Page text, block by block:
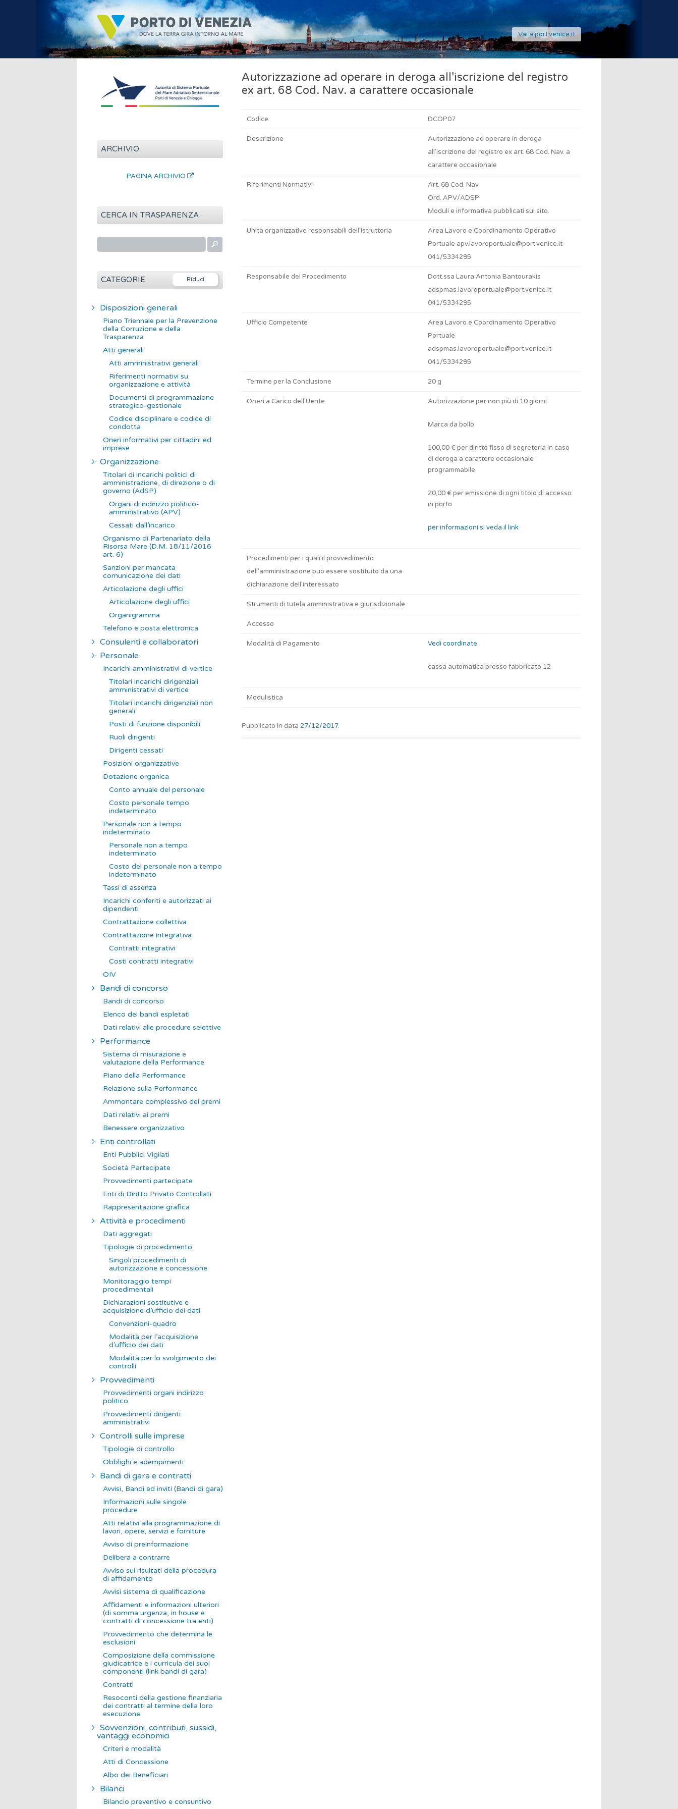
Vai a port.venice.it
Autorizzazione ad operare in deroga all’iscrizione del registro
ex art. 68 Cod. Nav. a carattere occasionale
Codice DCOP07
Descrizione
Autorizzazione ad operare in deroga
all’iscrizione del registro ex art. 68 Cod. Nav. a
carattere occasionale
Riferimenti Normativi
Art. 68 Cod. Nav.
Ord. APV/ADSP
Moduli e informativa pubblicati sul sito.
Unità organizzative responsabili dell'istruttoria
Area Lavoro e Coordinamento Operativo
Portuale apv.lavoroportuale@port.venice.it
041/5334295
Responsabile del Procedimento
Dott.ssa Laura Antonia Bantourakis
adspmas.lavoroportuale@port.venice.it
041/5334295
Ufficio Competente
Area Lavoro e Coordinamento Operativo
Portuale
adspmas.lavoroportuale@port.venice.it
041/5334295
Termine per la Conclusione 20 g
Oneri a Carico dell'Uente Autorizzazione per non più di 10 giorni
Marca da bollo
100,00 € per diritto fisso di segreteria in caso
di deroga a carattere occasionale
programmabile
20,00 € per emissione di ogni titolo di accesso
in porto
per informazioni si veda il link
Procedimenti per i quali il provvedimento
dell'amministrazione può essere sostituito da una
dichiarazione dell'interessato
Strumenti di tutela amministrativa e giurisdizionale
Accesso
Modalità di Pagamento Vedi coordinate
cassa automatica presso fabbricato 12
Modulistica
Pubblicato in data 27/12/2017.
ARCHIVIO
PAGINA ARCHIVIO
CERCA IN TRASPARENZA
r
CATEGORIE
Disposizioni generali
Piano Triennale per la Prevenzione
della Corruzione e della
Trasparenza
Atti generali
Atti amministrativi generali
Riferimenti normativi su
organizzazione e attività
Documenti di programmazione
strategico-gestionale
Codice disciplinare e codice di
condotta
Oneri informativi per cittadini ed
imprese
Organizzazione
Titolari di incarichi politici di
amministrazione, di direzione o di
governo (AdSP)
Organi di indirizzo politico-
amministrativo (APV)
Cessati dall’incarico
Organismo di Partenariato della
Risorsa Mare (D.M. 18/11/2016
art. 6)
Sanzioni per mancata
comunicazione dei dati
Articolazione degli uffici
Articolazione degli uffici
Organigramma
Telefono e posta elettronica
Consulenti e collaboratori
Personale
Incarichi amministrativi di vertice
Titolari incarichi dirigenziali
amministrativi di vertice
Titolari incarichi dirigenziali non
generali
Posti di funzione disponibili
Ruoli dirigenti
Dirigenti cessati
Posizioni organizzative
Dotazione organica
Conto annuale del personale
Costo personale tempo
indeterminato
Personale non a tempo
indeterminato
Personale non a tempo
indeterminato
Costo del personale non a tempo
indeterminato
Tassi di assenza
Incarichi conferiti e autorizzati ai
dipendenti
Contrattazione collettiva
Contrattazione integrativa
Contratti integrativi
Costi contratti integrativi
OIV
Bandi di concorso
Bandi di concorso
Elenco dei bandi espletati
Dati relativi alle procedure selettive
Performance
Sistema di misurazione e
valutazione della Performance
Piano della Performance
Relazione sulla Performance
Ammontare complessivo dei premi
Dati relativi ai premi
Benessere organizzativo
Enti controllati
Enti Pubblici Vigilati
Società Partecipate
Provvedimenti partecipate
Enti di Diritto Privato Controllati
Rappresentazione grafica
Attività e procedimenti
Dati aggregati
Tipologie di procedimento
Singoli procedimenti di
autorizzazione e concessione
Monitoraggio tempi
procedimentali
Dichiarazioni sostitutive e
acquisizione d’ufficio dei dati
Convenzioni-quadro
Modalità per l’acquisizione
d’ufficio dei dati
Modalità per lo svolgimento dei
controlli
Provvedimenti
Provvedimenti organi indirizzo
politico
Provvedimenti dirigenti
amministrativi
Controlli sulle imprese
Tipologie di controllo
Obblighi e adempimenti
Bandi di gara e contratti
Avvisi, Bandi ed inviti (Bandi di gara)
Informazioni sulle singole
procedure
Atti relativi alla programmazione di
lavori, opere, servizi e forniture
Avviso di preinformazione
Delibera a contrarre
Avviso sui risultati della procedura
di affidamento
Avvisi sistema di qualificazione
Affidamenti e informazioni ulteriori
(di somma urgenza, in house e
contratti di concessione tra enti)
Provvedimento che determina le
esclusioni
Composizione della commissione
giudicatrice e i curricula dei suoi
componenti (link bandi di gara)
Contratti
Resoconti della gestione finanziaria
dei contratti al termine della loro
esecuzione
Sovvenzioni, contributi, sussidi,
vantaggi economici
Criteri e modalità
Atti di Concessione
Albo dei Beneficiari
Bilanci
Bilancio preventivo e consuntivo